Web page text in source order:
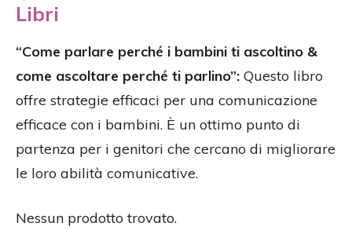
Libri
“Come parlare perché i bambini ti ascoltino &
come ascoltare perché ti parlino”: Questo libro
offre strategie efficaci per una comunicazione
efficace con i bambini. È un ottimo punto di
partenza per i genitori che cercano di migliorare
le loro abilità comunicative.
Nessun prodotto trovato.